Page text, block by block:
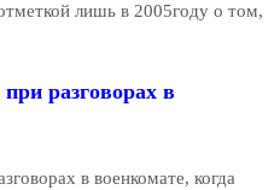
лишь в 2005году о том,
разговорах в
в военкомате, когда